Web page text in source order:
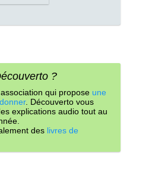
?
qui propose une
. Découverto vous
explications audio tout au
des livres de